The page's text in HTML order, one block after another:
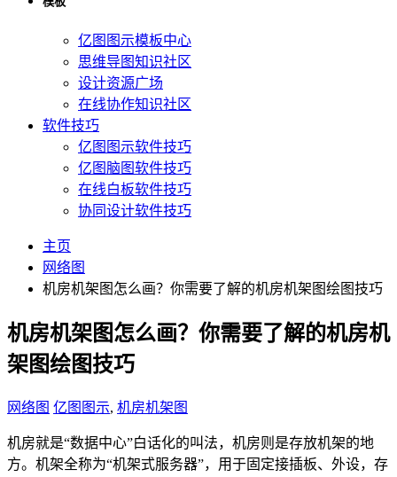
亿图图示模板中心
思维导图知识社区
设计资源广场
在线协作知识社区
软件技巧
亿图图示软件技巧
亿图脑图软件技巧
在线白板软件技巧
协同设计软件技巧
主页
网络图
机房机架图怎么画？你需要了解的机房机架图绘图技巧
机房机架图怎么画？你需要了解的机房机
架图绘图技巧
网络图 亿图图示, 机房机架图
机房就是“数据中心”白话化的叫法，机房则是存放机架的地
方。机架全称为“机架式服务器”，用于固定接插板、外设，存